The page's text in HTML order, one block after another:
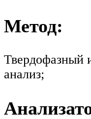
Метод:
Твердофазный
анализ;